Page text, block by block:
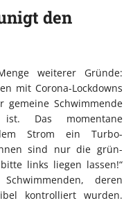
den
weiterer Gründe:
mit Corona-Lockdowns
gemeine Schwimmende
Das momentane
Strom ein Turbo-
sind nur die grün-
links liegen lassen!“
deren
kontrolliert wurden.